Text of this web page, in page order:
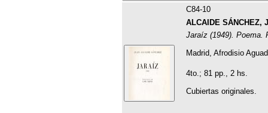
C84-10
ALCAIDE SÁNCHEZ,
Jaraíz (1949). Poema.
Madrid, Afrodisio
4to.; 81 pp., 2 hs.
Cubiertas originales.